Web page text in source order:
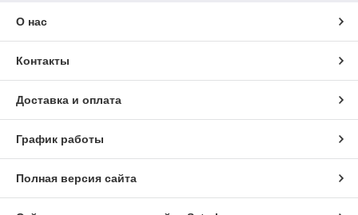
О нас
Контакты
Доставка и оплата
График работы
Полная версия сайта